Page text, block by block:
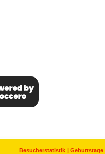
Besucherstatistik Geburtstage